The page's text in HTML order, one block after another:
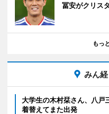
冨安がクリス
もっ
みん
大学生の木村栞さん、八
着替えてまた出発